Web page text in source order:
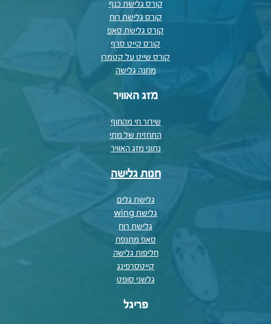
קורס גלישת כנף
קורס גלישת רוח
קורס גלישת סאפ
קורס קייט סרף
קורס שייט על קטמרן
מחנה גלישה
מזג האוויר
שידור חי מהחוף
התחזית של מתי
נתוני מזג האוויר
חנות גלישה
גלישת גלים
גלישת wing
גלישת רוח
סאפ מתנפח
חליפות גלישה
קייטסרפינג
גלשני סופט
פריגל